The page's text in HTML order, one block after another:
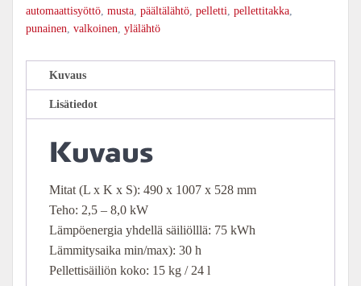
automaattisyöttö, musta, päältälähtö, pelletti, pellettitakka,
punainen, valkoinen, ylälähtö
Kuvaus
Lisätiedot
Kuvaus
Mitat (L x K x S): 490 x 1007 x 528 mm
Teho: 2,5 – 8,0 kW
Lämpöenergia yhdellä säiliölllä: 75 kWh
Lämmitysaika min/max): 30 h
Pellettisäiliön koko: 15 kg / 24 l